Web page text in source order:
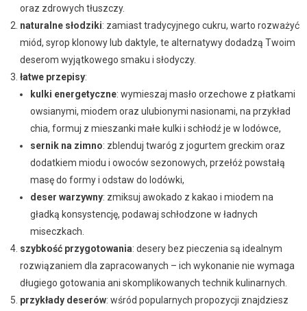
oraz zdrowych tłuszczy.
naturalne słodziki: zamiast tradycyjnego cukru, warto rozważyć
miód, syrop klonowy lub daktyle, te alternatywy dodadzą Twoim
deserom wyjątkowego smaku i słodyczy.
łatwe przepisy:
kulki energetyczne: wymieszaj masło orzechowe z płatkami
owsianymi, miodem oraz ulubionymi nasionami, na przykład
chia, formuj z mieszanki małe kulki i schłodź je w lodówce,
sernik na zimno: zblenduj twaróg z jogurtem greckim oraz
dodatkiem miodu i owoców sezonowych, przełóż powstałą
masę do formy i odstaw do lodówki,
deser warzywny: zmiksuj awokado z kakao i miodem na
gładką konsystencję, podawaj schłodzone w ładnych
miseczkach.
szybkość przygotowania: desery bez pieczenia są idealnym
rozwiązaniem dla zapracowanych – ich wykonanie nie wymaga
długiego gotowania ani skomplikowanych technik kulinarnych.
przykłady deserów: wśród popularnych propozycji znajdziesz